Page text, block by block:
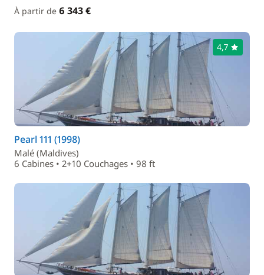
À partir de 6 343 €
4,7
Pearl 111 (1998)
Malé (Maldives)
6 Cabines • 2+10 Couchages • 98 ft